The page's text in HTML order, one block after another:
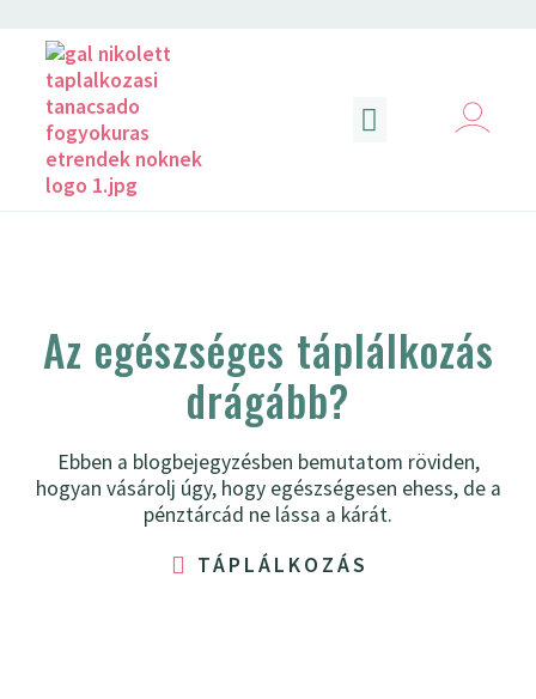
Az egészséges táplálkozás
drágább?
Ebben a blogbejegyzésben bemutatom röviden,
hogyan vásárolj úgy, hogy egészségesen ehess, de a
pénztárcád ne lássa a kárát.
TÁPLÁLKOZÁS